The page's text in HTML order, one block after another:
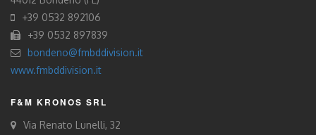
+39 0532 892106
+39 0532 897839
bondeno@fmbddivision.it
www.fmbddivision.it
F&M KRONOS SRL
Via Renato Lunelli, 32